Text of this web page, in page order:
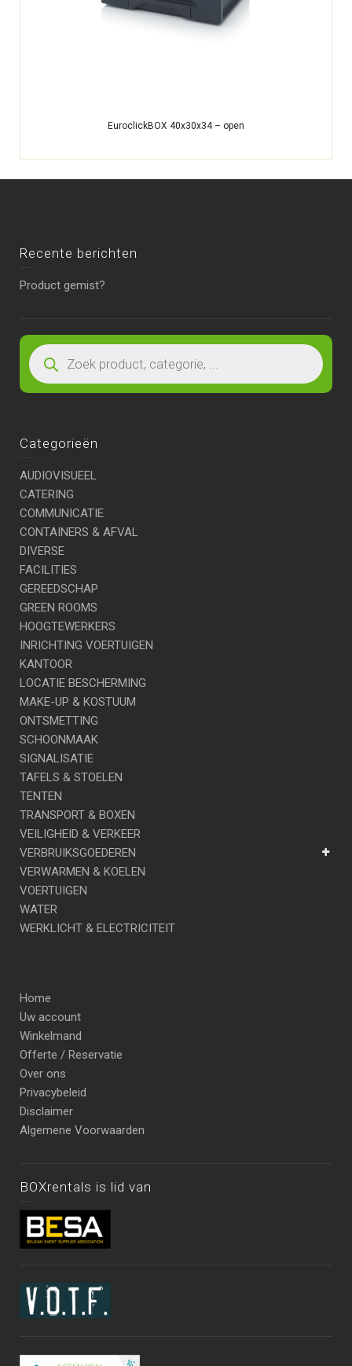
EuroclickBOX 40x30x34 – open
Recente berichten
Product gemist?
Categorieën
AUDIOVISUEEL
CATERING
COMMUNICATIE
CONTAINERS & AFVAL
DIVERSE
FACILITIES
GEREEDSCHAP
GREEN ROOMS
HOOGTEWERKERS
INRICHTING VOERTUIGEN
KANTOOR
LOCATIE BESCHERMING
MAKE-UP & KOSTUUM
ONTSMETTING
SCHOONMAAK
SIGNALISATIE
TAFELS & STOELEN
TENTEN
TRANSPORT & BOXEN
VEILIGHEID & VERKEER
VERBRUIKSGOEDEREN
VERWARMEN & KOELEN
VOERTUIGEN
WATER
WERKLICHT & ELECTRICITEIT
Home
Uw account
Winkelmand
Offerte / Reservatie
Over ons
Privacybeleid
Disclaimer
Algemene Voorwaarden
BOXrentals is lid van